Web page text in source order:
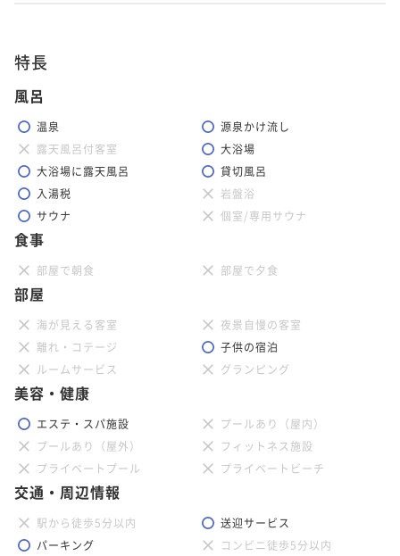
特長
風呂
温泉
源泉かけ流し
露天風呂付客室
大浴場
大浴場に露天風呂
貸切風呂
入湯税
岩盤浴
サウナ
個室/専用サウナ
食事
部屋で朝食 部屋で夕食
部屋
海が見える客室
夜景自慢の客室
離れ・コテージ
子供の宿泊
ルームサービス
グランピング
美容・健康
エステ・スパ施設
プールあり（屋内）
プールあり（屋外）
フィットネス施設
プライベートプール
プライベートビーチ
交通・周辺情報
駅から徒歩5分以内
送迎サービス
パーキング
コンビニ徒歩5分以内